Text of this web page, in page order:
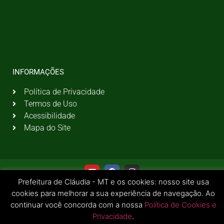
INFORMAÇÕES
Política de Privacidade
Termos de Uso
Acessibilidade
Mapa do Site
Prefeitura de Cláudia - MT e os cookies: nosso site usa
cookies para melhorar a sua experiência de navegação. Ao
continuar você concorda com a nossa Política de Cookies e
Privacidade.